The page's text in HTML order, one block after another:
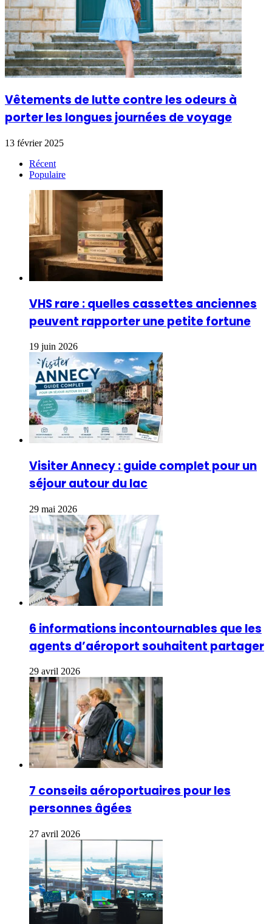
Vêtements de lutte contre les odeurs à
porter les longues journées de voyage
13 février 2025
Récent
Populaire
VHS rare : quelles cassettes anciennes
peuvent rapporter une petite fortune
19 juin 2026
Visiter Annecy : guide complet pour un
séjour autour du lac
29 mai 2026
6 informations incontournables que les
agents d’aéroport souhaitent partager
29 avril 2026
7 conseils aéroportuaires pour les
personnes âgées
27 avril 2026